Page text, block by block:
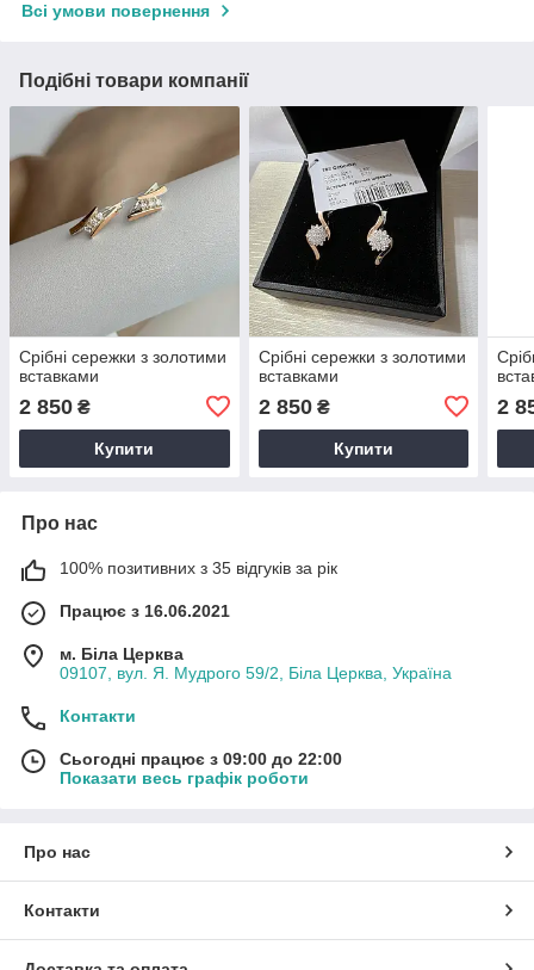
Всі умови повернення
Подібні товари компанії
Срібні сережки з золотими
вставками
2 850 ₴
Купити
Срібні сережки з золотими
вставками
2 850₴
Купити
2
Про нас
100% позитивних з 35 відгуків за рік
Працює з 16.06.2021
м. Біла Церква
09107, вул. Я. Мудрого 59/2, Біла Церква, Україна
Контакти
Сьогодні працює з 09:00 до 22:00
Показати весь графік роботи
Про нас
Контакти